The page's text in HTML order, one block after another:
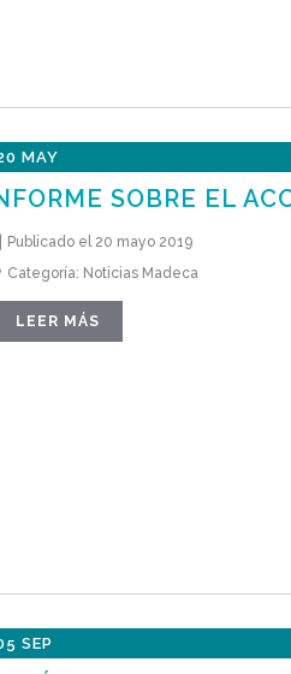
MAY
SOBRE EL
Publicado el 20 mayo 2019
Categoría: Noticias Madeca
LEER MÁS
SEP